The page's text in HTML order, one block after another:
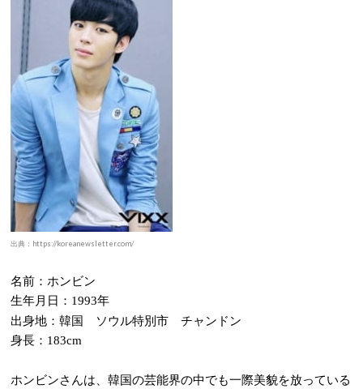
出典：https://koreanewsletter.com/
名前：ホンビン
生年月日： 1993年
出身地：韓国 ソウル特別市 チャンドン
身長： 183cm
ホンビンさんは、韓国の芸能界の中でも一際美貌を放っている